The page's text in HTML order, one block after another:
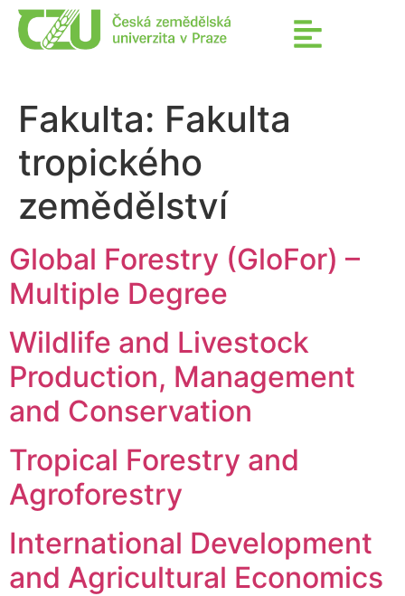
Fakulta: Fakulta
tropického
zemědělství
Global Forestry (GloFor) –
Multiple Degree
Wildlife and Livestock
Production, Management
and Conservation
Tropical Forestry and
Agroforestry
International Development
and Agricultural Economics